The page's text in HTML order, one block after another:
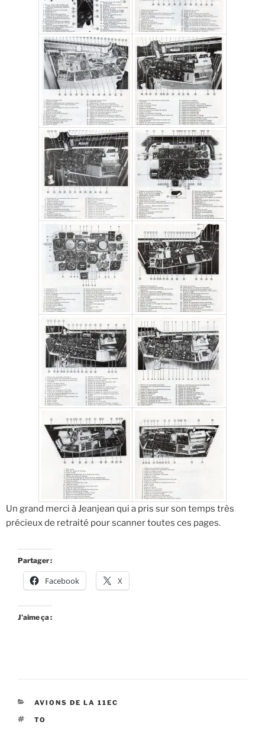
Un grand merci à Jeanjean qui a pris sur son temps très
précieux de retraité pour scanner toutes ces pages.
Partager :
Facebook X
J’aime ça :
AVIONS DE LA 11EC
TO